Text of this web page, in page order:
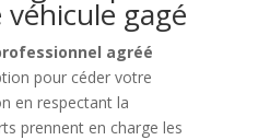
gagé
agréé
pour céder votre
en respectant la
prennent en charge les